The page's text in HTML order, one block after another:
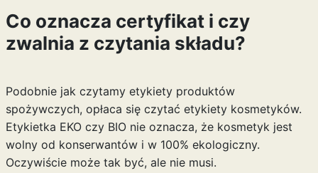
Co oznacza certyfikat i czy
zwalnia z czytania składu?
Podobnie jak czytamy etykiety produktów
spożywczych, opłaca się czytać etykiety kosmetyków.
Etykietka EKO czy BIO nie oznacza, że kosmetyk jest
wolny od konserwantów i w 100% ekologiczny.
Oczywiście może tak być, ale nie musi.